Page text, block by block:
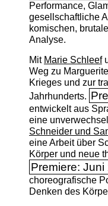
Performance,
gesellschaftliche
komischen,
Analyse.
Mit Marie Schleef
Weg zu
Krieges und zur
Jahrhunderts.
entwickelt aus
eine
Schneider und
eine Arbeit über
Körper und neue
Premiere: Juni
choreografische
Denken des